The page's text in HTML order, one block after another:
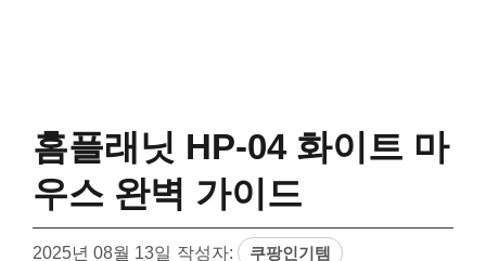
홈플래닛 HP-04 화이트 마
우스 완벽 가이드
2025년 08월 13일 작성자: 쿠팡인기템